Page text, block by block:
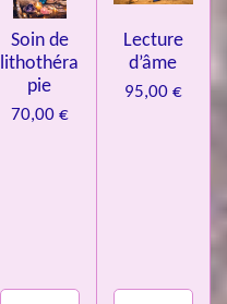
Soin de
lithothéra
pie
70,00 €
Lecture
d’âme
95,00 €